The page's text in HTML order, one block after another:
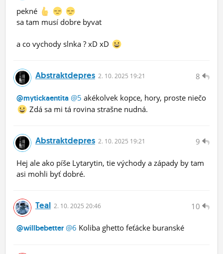
pekné
sa tam musí dobre byvat
a co vychody slnka ? xD xD
8
Abstraktdepres 2. 10. 2025 19:21
@mytickaentita @5 akékolvek kopce, hory, proste niečo
Zdá sa mi tá rovina strašne nudná.
9
Abstraktdepres 2. 10. 2025 19:21
Hej ale ako píše Lytarytin, tie východy a západy by tam
asi mohli byť dobré.
10
Teal 2. 10. 2025 20:46
@willbebetter @6 Koliba ghetto feťácke buranské